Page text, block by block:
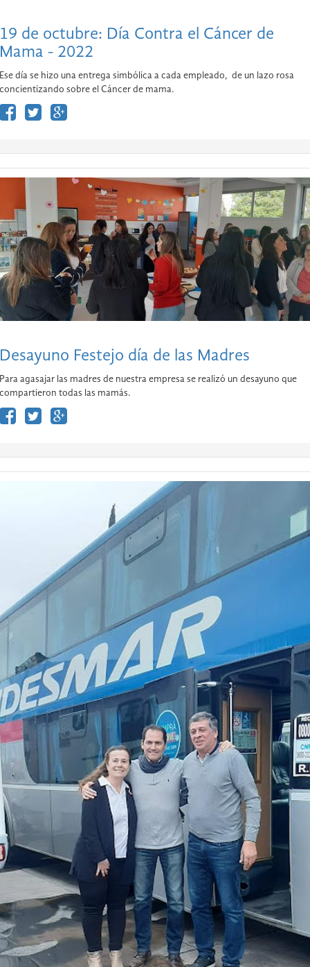
19 de octubre: Día Contra el Cáncer de
Mama - 2022
Ese día se hizo una entrega simbólica a cada empleado, de un lazo rosa
concientizando sobre el Cáncer de mama.
Desayuno Festejo día de las Madres
Para agasajar las madres de nuestra empresa se realizó un desayuno que
compartieron todas las mamás.